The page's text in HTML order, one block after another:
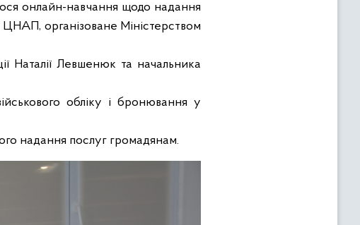
онлайн-навчання щодо надання
ЦНАП, організоване Міністерством
Наталії Левшенюк та начальника
обліку і бронювання у
надання послуг громадянам.